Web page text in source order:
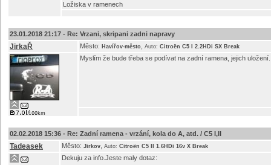
Ložiska v ramenech
23.01.2018 21:17 - Re: Vrzani, skripani zadni napravy
JirkaŘ Město: Havířov-město Auto: Citroën C5 I 2.2HDi SX Break
Myslím že bude třeba se podívat na zadní ramena, jejich
02.02.2018 15:36 - Re: Zadní ramena - vrzání, kola do A, atd. / C5 I,II
Tadeasek Město: Jirkov Auto: Citroën C5 II 1.6HDi 16v X Break
Dekuju za info.Jeste maly dotaz: